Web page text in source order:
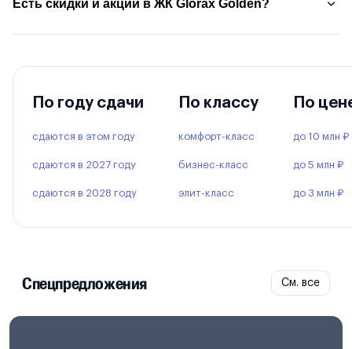
Есть скидки и акции в ЖК Glorax Golden?
По году сдачи
сдаются в этом году
сдаются в 2027 году
сдаются в 2028 году
По классу
комфорт-класс
бизнес-класс
элит-класс
По
до 10 млн ₽
до 5 млн ₽
до 3 млн ₽
Спецпредложения См. все